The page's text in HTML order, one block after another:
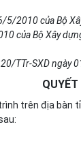
5/2010 của Bộ
của Bộ Xây
TTr-SXD ngày
trên địa